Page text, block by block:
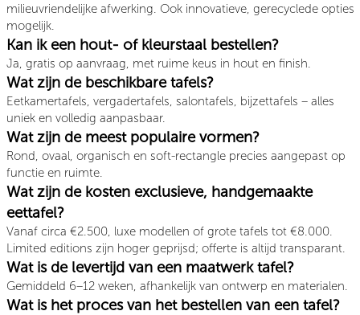
milieuvriendelijke afwerking. Ook innovatieve, gerecyclede opties
mogelijk.
Kan ik een hout- of kleurstaal bestellen?
Ja, gratis op aanvraag, met ruime keus in hout en finish.
Wat zijn de beschikbare tafels?
Eetkamertafels, vergadertafels, salontafels, bijzettafels – alles
uniek en volledig aanpasbaar.
Wat zijn de meest populaire vormen?
Rond, ovaal, organisch en soft-rectangle precies aangepast op
functie en ruimte.
Wat zijn de kosten exclusieve, handgemaakte
eettafel?
Vanaf circa €2.500, luxe modellen of grote tafels tot €8.000.
Limited editions zijn hoger geprijsd; offerte is altijd transparant.
Wat is de levertijd van een maatwerk tafel?
Gemiddeld 6–12 weken, afhankelijk van ontwerp en materialen.
Wat is het proces van het bestellen van een tafel?